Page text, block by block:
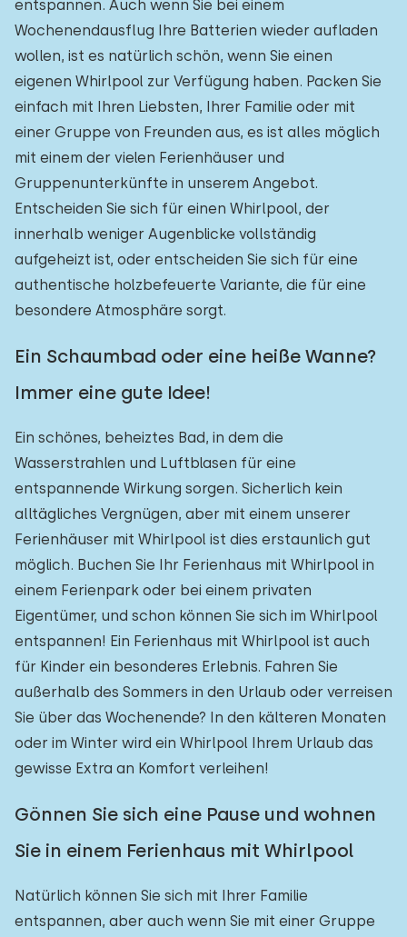
entspannen. Auch wenn Sie bei einem
Wochenendausflug Ihre Batterien wieder aufladen
wollen, ist es natürlich schön, wenn Sie einen
eigenen Whirlpool zur Verfügung haben. Packen Sie
einfach mit Ihren Liebsten, Ihrer Familie oder mit
einer Gruppe von Freunden aus, es ist alles möglich
mit einem der vielen Ferienhäuser und
Gruppenunterkünfte in unserem Angebot.
Entscheiden Sie sich für einen Whirlpool, der
innerhalb weniger Augenblicke vollständig
aufgeheizt ist, oder entscheiden Sie sich für eine
authentische holzbefeuerte Variante, die für eine
besondere Atmosphäre sorgt.
Ein Schaumbad oder eine heiße Wanne?
Immer eine gute Idee!
Ein schönes, beheiztes Bad, in dem die
Wasserstrahlen und Luftblasen für eine
entspannende Wirkung sorgen. Sicherlich kein
alltägliches Vergnügen, aber mit einem unserer
Ferienhäuser mit Whirlpool ist dies erstaunlich gut
möglich. Buchen Sie Ihr Ferienhaus mit Whirlpool in
einem Ferienpark oder bei einem privaten
Eigentümer, und schon können Sie sich im Whirlpool
entspannen! Ein Ferienhaus mit Whirlpool ist auch
für Kinder ein besonderes Erlebnis. Fahren Sie
außerhalb des Sommers in den Urlaub oder verreisen
Sie über das Wochenende? In den kälteren Monaten
oder im Winter wird ein Whirlpool Ihrem Urlaub das
gewisse Extra an Komfort verleihen!
Gönnen Sie sich eine Pause und wohnen
Sie in einem Ferienhaus mit Whirlpool
Natürlich können Sie sich mit Ihrer Familie
entspannen, aber auch wenn Sie mit einer Gruppe